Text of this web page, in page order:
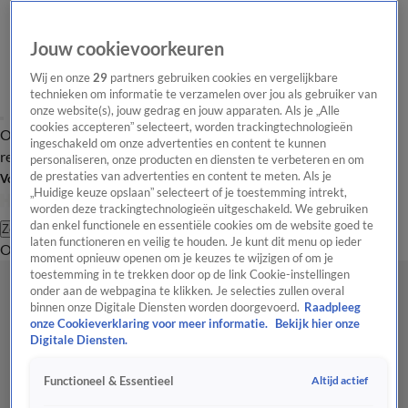
Overzicht Laatste nieuws Regionieuws Het beste van Hart
Tip de
redactie
Volg Hart van Nederland
Zoeken
OverzichtRegioUitzendingenWeerTip de redactiePanelVideo's
Jouw cookievoorkeuren
Wij en onze29 partners gebruiken cookies en vergelijkbare
technieken om informatie te verzamelen over jou als gebruiker van
onze website(s), jouw gedrag en jouw apparaten. Als je „Alle
cookies accepteren” selecteert, worden trackingtechnologieën
ingeschakeld om onze advertenties en content te kunnen
personaliseren, onze producten en diensten te verbeteren en om
de prestaties van advertenties en content te meten. Als je
„Huidige keuze opslaan” selecteert of je toestemming intrekt,
worden deze trackingtechnologieën uitgeschakeld. We gebruiken
dan enkel functionele en essentiële cookies om de website goed te
laten functioneren en veilig te houden. Je kunt dit menu op ieder
moment opnieuw openen om je keuzes te wijzigen of om je
toestemming in te trekken door op de link Cookie-instellingen
onder aan de webpagina te klikken. Je selecties zullen overal
binnen onze Digitale Diensten worden doorgevoerd. Raadpleeg
onze Cookieverklaring voor meer informatie.
Bekijk hier onze
Digitale Diensten.
Functioneel & Essentieel Altijd actief